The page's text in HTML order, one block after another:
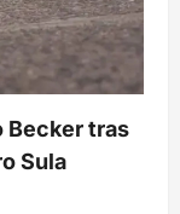
Becker tras
Sula